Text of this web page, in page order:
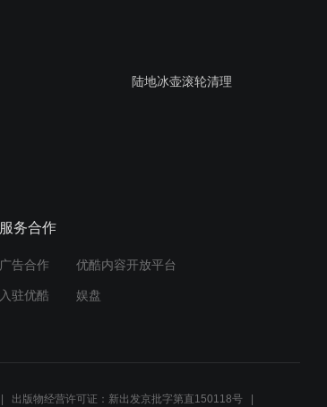
陆地冰壶滚轮清理
艺晚会
服务合作
广告合作 优酷内容开放平台
入驻优酷 娱盘
出版物经营许可证：新出发京批字第直150118号